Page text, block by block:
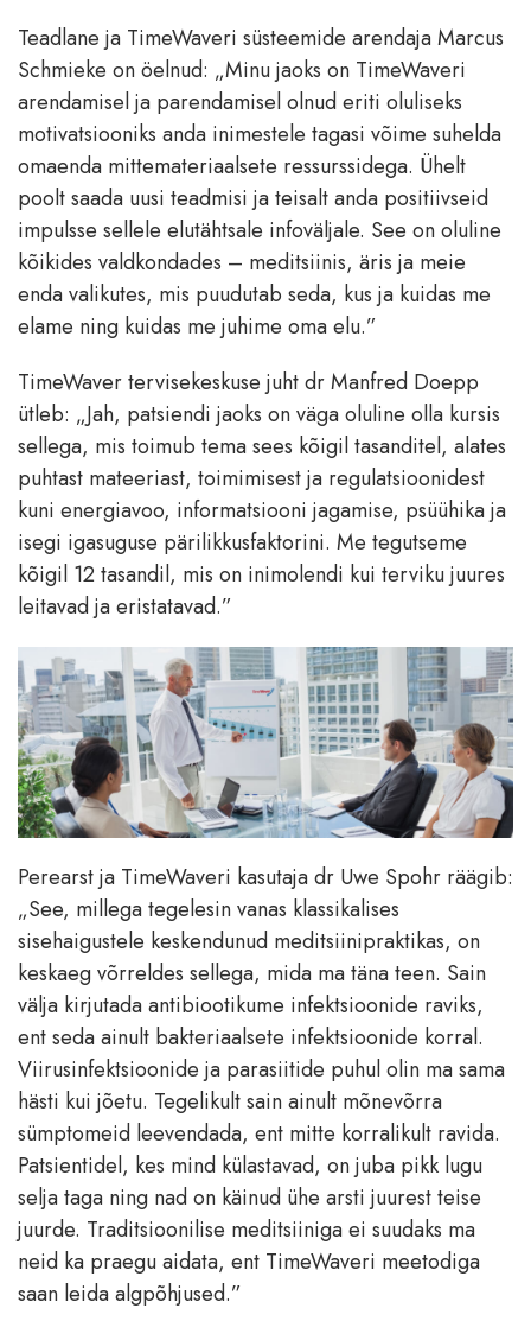
Teadlane ja TimeWaveri süsteemide arendaja Marcus
Schmieke on öelnud: „Minu jaoks on TimeWaveri
arendamisel ja parendamisel olnud eriti oluliseks
motivatsiooniks anda inimestele tagasi võime suhelda
omaenda mittemateriaalsete ressurssidega. Ühelt
poolt saada uusi teadmisi ja teisalt anda positiivseid
impulsse sellele elutähtsale infoväljale. See on oluline
kõikides valdkondades – meditsiinis, äris ja meie
enda valikutes, mis puudutab seda, kus ja kuidas me
elame ning kuidas me juhime oma elu.”
TimeWaver tervisekeskuse juht dr Manfred Doepp
ütleb: „Jah, patsiendi jaoks on väga oluline olla kursis
sellega, mis toimub tema sees kõigil tasanditel, alates
puhtast mateeriast, toimimisest ja regulatsioonidest
kuni energiavoo, informatsiooni jagamise, psüühika ja
isegi igasuguse pärilikkusfaktorini. Me tegutseme
kõigil 12 tasandil, mis on inimolendi kui terviku juures
leitavad ja eristatavad.”
Perearst ja TimeWaveri kasutaja dr Uwe Spohr räägib:
„See, millega tegelesin vanas klassikalises
sisehaigustele keskendunud meditsiinipraktikas, on
keskaeg võrreldes sellega, mida ma täna teen. Sain
välja kirjutada antibiootikume infektsioonide raviks,
ent seda ainult bakteriaalsete infektsioonide korral.
Viirusinfektsioonide ja parasiitide puhul olin ma sama
hästi kui jõetu. Tegelikult sain ainult mõnevõrra
sümptomeid leevendada, ent mitte korralikult ravida.
Patsientidel, kes mind külastavad, on juba pikk lugu
selja taga ning nad on käinud ühe arsti juurest teise
juurde. Traditsioonilise meditsiiniga ei suudaks ma
neid ka praegu aidata, ent TimeWaveri meetodiga
saan leida algpõhjused.”